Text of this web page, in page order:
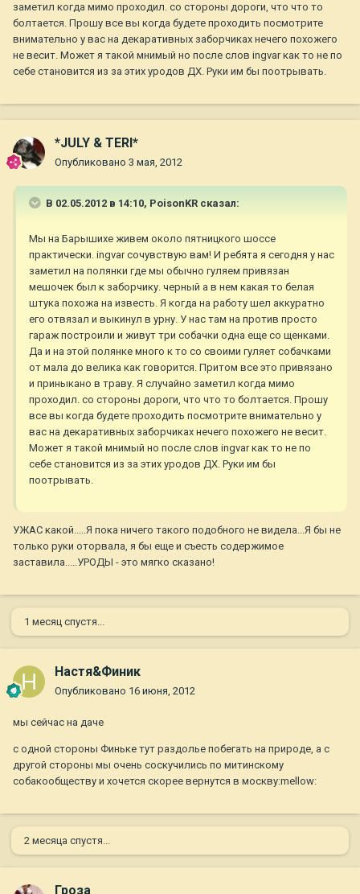
заметил когда мимо проходил. со стороны дороги, что что то
болтается. Прошу все вы когда будете проходить посмотрите
внимательно у вас на декаративных заборчиках нечего похожего
не весит. Может я такой мнимый но после слов ingvar как то не по
себе становится из за этих уродов ДХ. Руки им бы поотрывать.
*JULY & TERI*
Опубликовано 3 мая, 2012
В 02.05.2012 в 14:10, PoisonKR сказал:
Мы на Барышихе живем около пятницкого шоссе
практически. ingvar сочувствую вам! И ребята я сегодня у нас
заметил на полянки где мы обычно гуляем привязан
мешочек был к заборчику. черный а в нем какая то белая
штука похожа на известь. Я когда на работу шел аккуратно
его отвязал и выкинул в урну. У нас там на против просто
гараж построили и живут три собачки одна еще со щенками.
Да и на этой полянке много к то со своими гуляет собачками
от мала до велика как говорится. Притом все это привязано
и приныкано в траву. Я случайно заметил когда мимо
проходил. со стороны дороги, что что то болтается. Прошу
все вы когда будете проходить посмотрите внимательно у
вас на декаративных заборчиках нечего похожего не весит.
Может я такой мнимый но после слов ingvar как то не по
себе становится из за этих уродов ДХ. Руки им бы
поотрывать.
УЖАС какой.....Я пока ничего такого подобного не видела...Я бы не
только руки оторвала, я бы еще и съесть содержимое
заставила.....УРОДЫ - это мягко сказано!
1 месяц спустя...
Настя&Финик
Опубликовано 16 июня, 2012
мы сейчас на даче
с одной стороны Финьке тут раздолье побегать на природе, а с
другой стороны мы очень соскучились по митинскому
собакообществу и хочется скорее вернутся в москву:mellow:
2 месяца спустя...
Гроза